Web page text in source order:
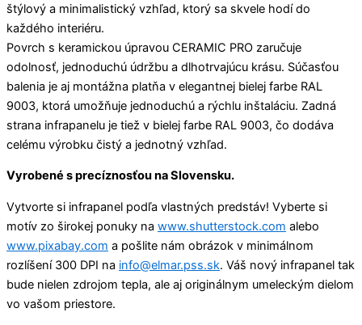
štýlový a minimalistický vzhľad, ktorý sa skvele hodí do
každého interiéru.
Povrch s keramickou úpravou CERAMIC PRO zaručuje
odolnosť, jednoduchú údržbu a dlhotrvajúcu krásu. Súčasťou
balenia je aj montážna platňa v elegantnej bielej farbe RAL
9003, ktorá umožňuje jednoduchú a rýchlu inštaláciu. Zadná
strana infrapanelu je tiež v bielej farbe RAL 9003, čo dodáva
celému výrobku čistý a jednotný vzhľad.
Vyrobené s precíznosťou na Slovensku.
Vytvorte si infrapanel podľa vlastných predstáv! Vyberte si
motív zo širokej ponuky na www.shutterstock.com alebo
www.pixabay.com a pošlite nám obrázok v minimálnom
rozlíšení 300 DPI na info@elmar.pss.sk. Váš nový infrapanel tak
bude nielen zdrojom tepla, ale aj originálnym umeleckým dielom
vo vašom priestore.